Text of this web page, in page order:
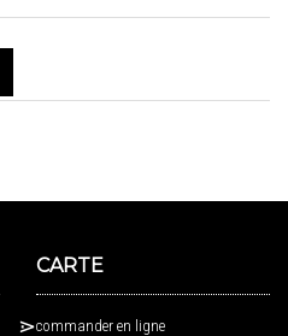
CARTE
commander en ligne